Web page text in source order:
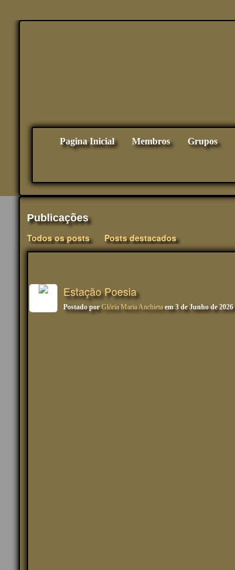
Pagina Inicial Membros Grupos
Publicações
Todos os posts
Posts destacados
Estação Poesia
Postado porGlória Maria Anchietaem 3 de Junho de